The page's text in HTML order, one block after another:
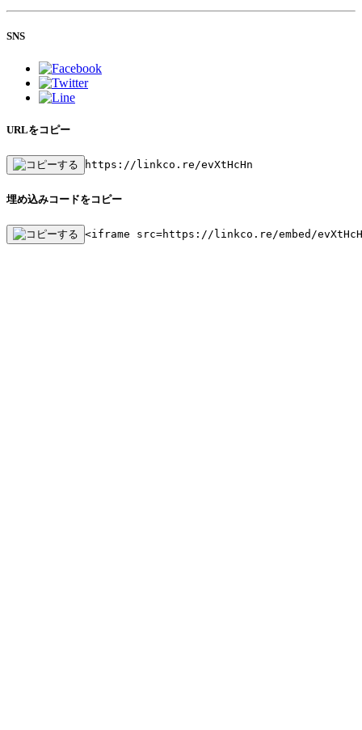
SNS
URLをコピー
https://linkco.re/evXtHcHn
埋め込みコードをコピー
<iframe src=https://linkco.re/embed/